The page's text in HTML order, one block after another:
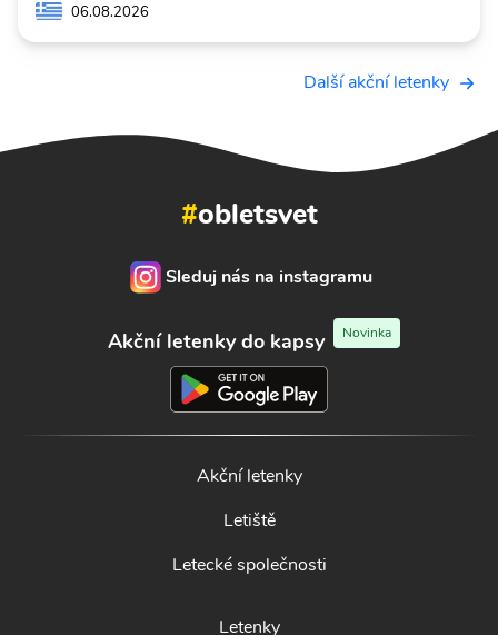
06.08.2026
Další akční letenky
#obletsvet
Sleduj nás na instagramu
Akční letenky do kapsy Novinka
Akční letenky
Letiště
Letecké společnosti
Letenky